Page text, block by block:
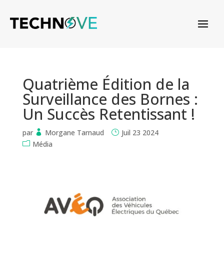
Quatrième Édition de la
Surveillance des Bornes :
Un Succès Retentissant !
par Morgane Tarnaud
Juil 23 2024
Média